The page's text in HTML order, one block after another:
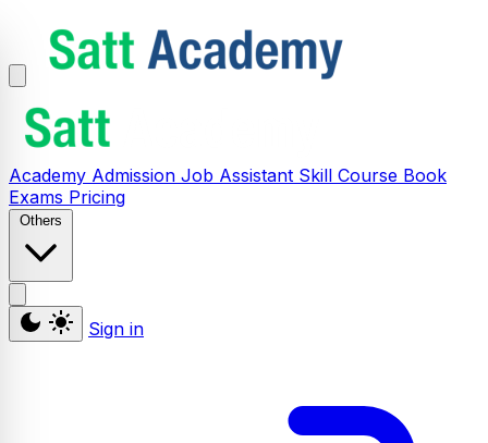
Academy Admission Job Assistant Skill Course Book
Exams Pricing
Others
Sign in